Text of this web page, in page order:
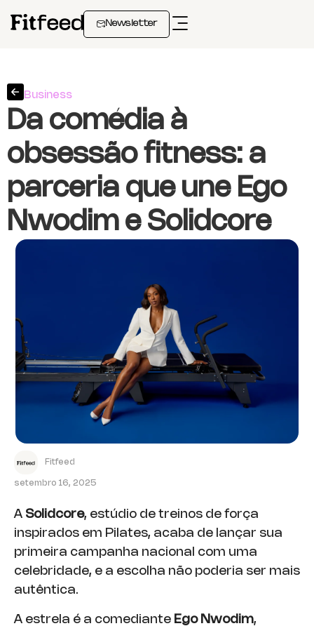
Newsletter
Business
Da comédia à
obsessão fitness: a
parceria que une Ego
Nwodim e Solidcore
Fitfeed
setembro 16, 2025
A Solidcore, estúdio de treinos de força
inspirados em Pilates, acaba de lançar sua
primeira campanha nacional com uma
celebridade, e a escolha não poderia ser mais
autêntica.
A estrela é a comediante Ego Nwodim,